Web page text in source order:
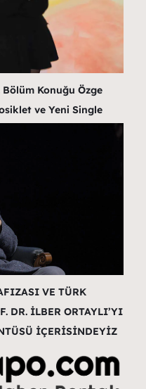
Konuğu Özge
ve Yeni Single
VE TÜRK
DR. İLBER ORTAYLI’YI
İÇERİSİNDEYİZ